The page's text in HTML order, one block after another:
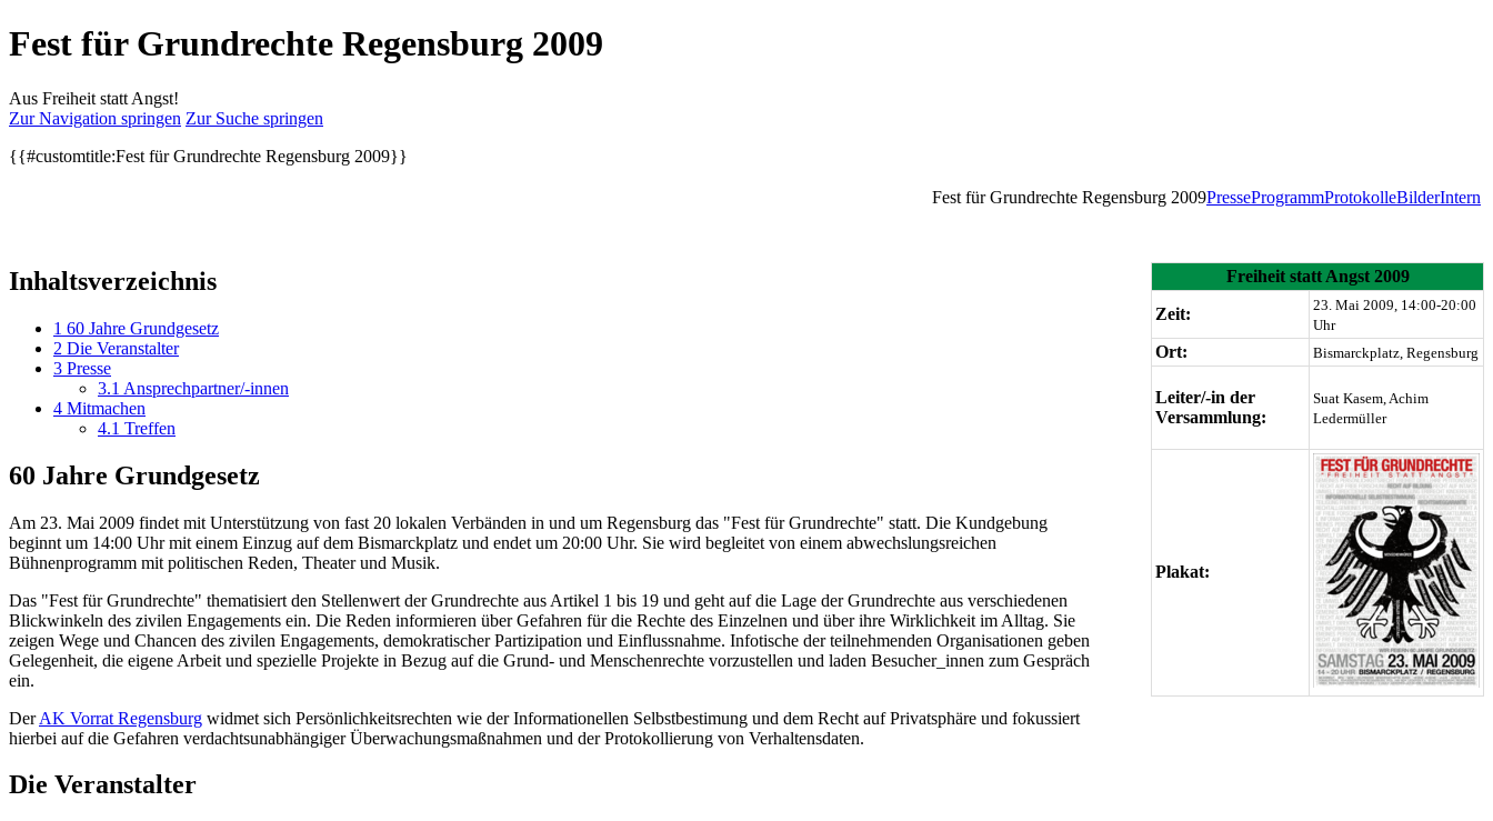
Fest für Grundrechte Regensburg 2009
Aus Freiheit statt Angst!
Zur Navigation springen Zur Suche springen
{{#customtitle:Fest für Grundrechte Regensburg 2009}}
Fest für Grundrechte Regensburg 2009PresseProgrammProtokolleBilderIntern
Freiheit statt Angst 2009
Zeit:
23. Mai 2009, 14:00-20:00
Uhr
Ort: Bismarckplatz, Regensburg
Leiter/-in der
Versammlung:
Suat Kasem, Achim
Ledermüller
Plakat:
Inhaltsverzeichnis
1 60 Jahre Grundgesetz
2 Die Veranstalter
3 Presse
3.1 Ansprechpartner/-innen
4 Mitmachen
4.1 Treffen
60 Jahre Grundgesetz
Am 23. Mai 2009 findet mit Unterstützung von fast 20 lokalen Verbänden in und um Regensburg das "Fest für Grundrechte" statt. Die Kundgebung
beginnt um 14:00 Uhr mit einem Einzug auf dem Bismarckplatz und endet um 20:00 Uhr. Sie wird begleitet von einem abwechslungsreichen
Bühnenprogramm mit politischen Reden, Theater und Musik.
Das "Fest für Grundrechte" thematisiert den Stellenwert der Grundrechte aus Artikel 1 bis 19 und geht auf die Lage der Grundrechte aus verschiedenen
Blickwinkeln des zivilen Engagements ein. Die Reden informieren über Gefahren für die Rechte des Einzelnen und über ihre Wirklichkeit im Alltag. Sie
zeigen Wege und Chancen des zivilen Engagements, demokratischer Partizipation und Einflussnahme. Infotische der teilnehmenden Organisationen geben
Gelegenheit, die eigene Arbeit und spezielle Projekte in Bezug auf die Grund- und Menschenrechte vorzustellen und laden Besucher_innen zum Gespräch
ein.
DerAK Vorrat Regensburg widmet sich Persönlichkeitsrechten wie der Informationellen Selbstbestimung und dem Recht auf Privatsphäre und fokussiert
hierbei auf die Gefahren verdachtsunabhängiger Überwachungsmaßnahmen und der Protokollierung von Verhaltensdaten.
Die Veranstalter